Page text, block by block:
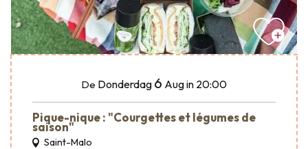
De Donderdag 6 Augin 20:00
Pique-nique : "Courgettes et légumes de
saison"
Saint-Malo